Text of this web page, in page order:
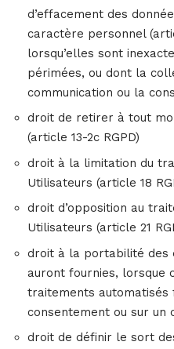
d’effacement des
caractère personnel
lorsqu’elles sont
périmées, ou dont la
communication ou la
droit de retirer à tout
(article 13-2c RGPD)
droit à la limitation du
Utilisateurs (article 18
droit d’opposition au
Utilisateurs (article 21
droit à la portabilité des
auront fournies, lorsque
traitements automatisés
consentement ou sur un
droit de définir le sort